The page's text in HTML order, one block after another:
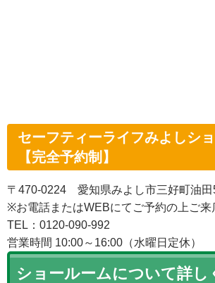
セーフティーライフみよしシ
【完全予約制】
〒470-0224 愛知県みよし市三好町油田
※お電話またはWEBにてご予約の上ご来
TEL：0120-090-992
営業時間 10:00～16:00（水曜日定休）
ショールームについて詳し